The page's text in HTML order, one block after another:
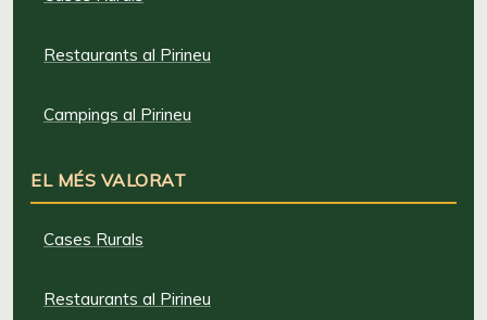
Restaurants al Pirineu
Campings al Pirineu
EL MÉS VALORAT
Cases Rurals
Restaurants al Pirineu